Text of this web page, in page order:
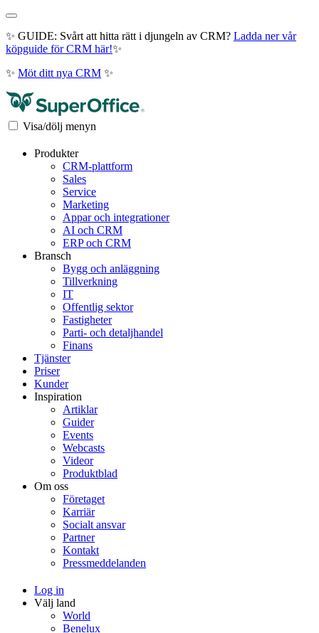
✨ GUIDE: Svårt att hitta rätt i djungeln av CRM? Ladda ner vår
köpguide för CRM här!✨
✨ Möt ditt nya CRM ✨
Visa/dölj menyn
Produkter
CRM-plattform
Sales
Service
Marketing
Appar och integrationer
AI och CRM
ERP och CRM
Bransch
Bygg och anläggning
Tillverkning
IT
Offentlig sektor
Fastigheter
Parti- och detaljhandel
Finans
Tjänster
Priser
Kunder
Inspiration
Artiklar
Guider
Events
Webcasts
Videor
Produktblad
Om oss
Företaget
Karriär
Socialt ansvar
Partner
Kontakt
Pressmeddelanden
Log in
Välj land
World
Benelux